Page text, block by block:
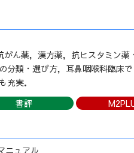
ん薬，漢方薬，抗ヒスタミン
類・選び方，耳鼻咽喉科臨床で
実．
書評
ニュアル